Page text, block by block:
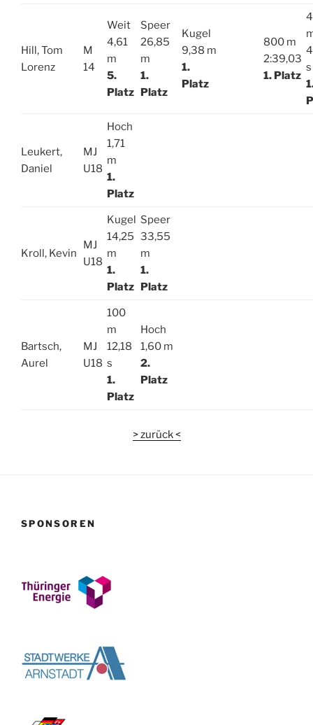
Hill, Tom
Lorenz
M
14
Weit
4,61
m
5.
Platz
Speer
26,85
m
1.
Platz
Kugel
9,38 m
1.
Platz
800 m
2:39,03
1. Platz
s
Leukert,
Daniel
MJ
U18
Hoch
1,71
m
1.
Platz
Kroll, Kevin
MJ
U18
Kugel
14,25
m
1.
Platz
Speer
33,55
m
1.
Platz
Bartsch,
Aurel
MJ
U18
100
m
12,18
s
1.
Platz
Hoch
1,60 m
2.
Platz
> zurück <
SPONSOREN